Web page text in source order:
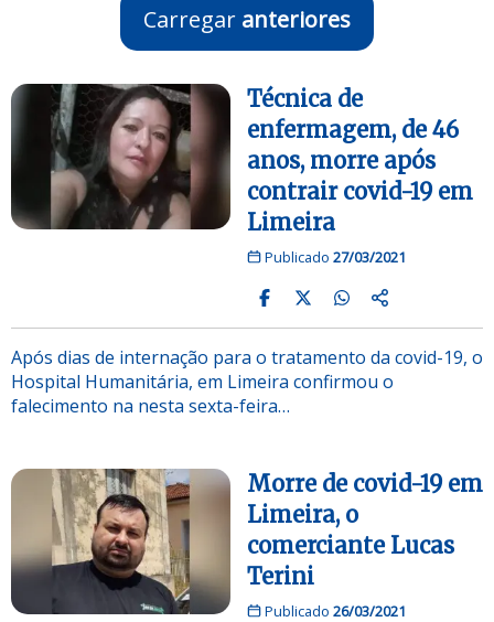
Carregar anteriores
Técnica de
enfermagem, de 46
anos, morre após
contrair covid-19 em
Limeira
Publicado 27/03/2021
Após dias de internação para o tratamento da covid-19, o
Hospital Humanitária, em Limeira confirmou o
falecimento na nesta sexta-feira…
Morre de covid-19 em
Limeira, o
comerciante Lucas
Terini
Publicado 26/03/2021